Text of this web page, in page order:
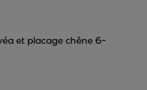
et placage chêne 6-